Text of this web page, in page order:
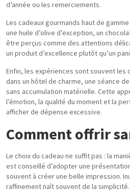
d’année ou les remerciements.
Les cadeaux gourmands haut de
une huile d’olive d’exception, un
être perçus comme des attentions
un produit d’excellence plutôt qu’un
Enfin, les expériences sont souvent les
dans un hôtel de charme, une séance
sans accumulation matérielle. Cette
l’émotion, la qualité du moment et la
afficher de dépense excessive.
Comment offrir
Le choix du cadeau ne suffit pas : la
est conseillé d’adopter une
souvent à créer une belle impression.
raffinement naît souvent de la simplicité.